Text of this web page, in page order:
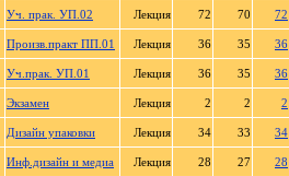
Уч. прак. УП.02 Лекция 72 70 72
Произв.практ ПП.01 Лекция 36 35 36
Уч.прак. УП.01 Лекция 36 35 36
Экзамен Лекция 2 2 2
Дизайн упаковки Лекция 34 33 34
Инф.дизайн и медиа Лекция 28 27 28